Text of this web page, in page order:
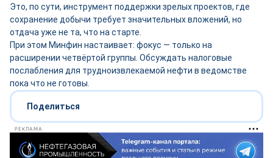
Это, по сути, инструмент поддержки зрелых проектов, где
сохранение добычи требует значительных вложений, но
отдача уже не та, что на старте.
При этом Минфин настаивает: фокус — только на
расширении четвёртой группы. Обсуждать налоговые
послабления для трудноизвлекаемой нефти в ведомстве
пока что не готовы.
Поделиться
РЕКЛАМА